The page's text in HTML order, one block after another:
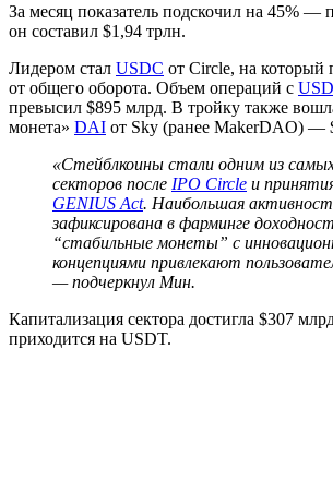
За месяц показатель подскочил на 45% —
он составил $1,94 трлн.
Лидером стал USDC от Circle, на который
от общего оборота. Объем операций с
превысил $895 млрд. В тройку также
монета» DAI от Sky (ранее MakerDAO) —
«Стейблкоины стали одним из
секторов после IPO Circle и
GENIUS Act. Наибольшая
зафиксирована в фарминге
“стабильные монеты” с
концепциями привлекают
— подчеркнул Мин.
Капитализация сектора достигла $307
приходится на USDT.